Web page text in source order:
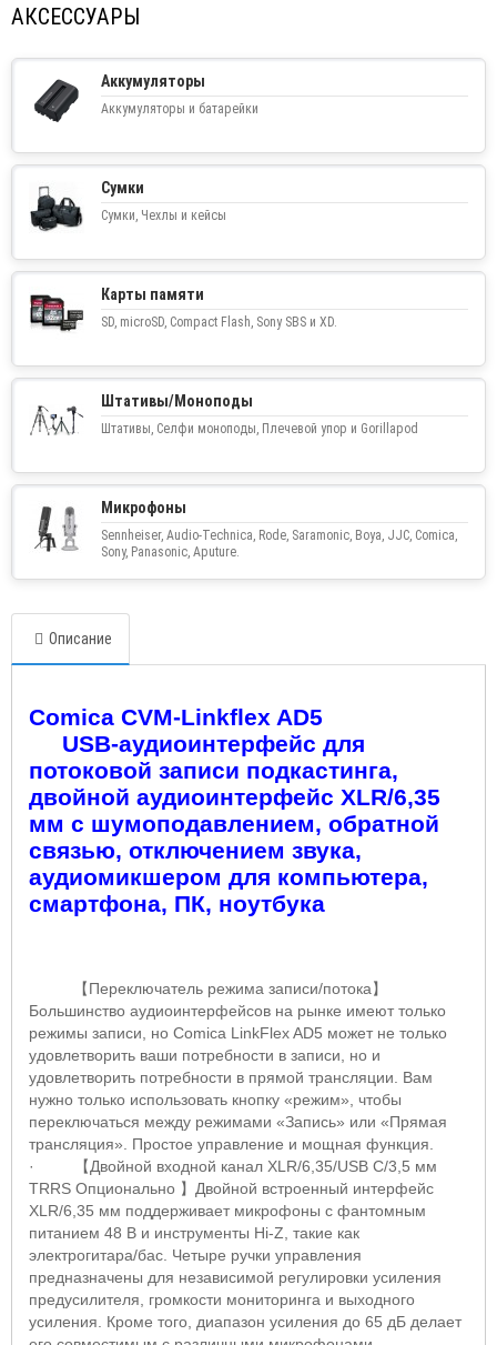
АКСЕССУАРЫ
Аккумуляторы
Аккумуляторы и батарейки
Сумки
Сумки, Чехлы и кейсы
Карты памяти
SD, microSD, Compact Flash, Sony SBS и XD.
Штативы/Моноподы
Штативы, Селфи моноподы, Плечевой упор и Gorillapod
Микрофоны
Sennheiser, Audio-Technica, Rode, Saramonic, Boya, JJC, Comica,
Sony, Panasonic, Aputure.
Описание
Comica CVM-Linkflex AD5
USB-аудиоинтерфейс для
потоковой записи подкастинга,
двойной аудиоинтерфейс XLR/6,35
мм с шумоподавлением, обратной
связью, отключением звука,
аудиомикшером для компьютера,
смартфона, ПК, ноутбука
【Переключатель режима записи/потока】
Большинство аудиоинтерфейсов на рынке имеют только
режимы записи, но Comica LinkFlex AD5 может не только
удовлетворить ваши потребности в записи, но и
удовлетворить потребности в прямой трансляции.
Вам
нужно только использовать кнопку «режим», чтобы
переключаться между режимами «Запись» или «Прямая
трансляция».
Простое управление и мощная функция.
·
【Двойной входной канал XLR/6,35/USB C/3,5 мм
TRRS Опционально 】 Двойной встроенный интерфейс
XLR/6,35 мм поддерживает микрофоны с фантомным
питанием 48 В и инструменты Hi-Z , такие как
электрогитара/бас. Четыре ручки управления
предназначены для независимой регулировки усиления
предусилителя, громкости мониторинга и выходного
усиления.
Кроме того, диапазон усиления до 65 дБ делает